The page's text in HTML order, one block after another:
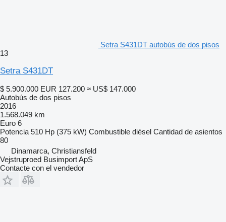
Setra S431DT autobús de dos pisos
13
Setra S431DT
$ 5.900.000 EUR 127.200 ≈ US$ 147.000
Autobús de dos pisos
2016
1.568.049 km
Euro 6
Potencia 510 Hp (375 kW) Combustible diésel Cantidad de asientos
80
Dinamarca, Christiansfeld
Vejstruproed Busimport ApS
Contacte con el vendedor